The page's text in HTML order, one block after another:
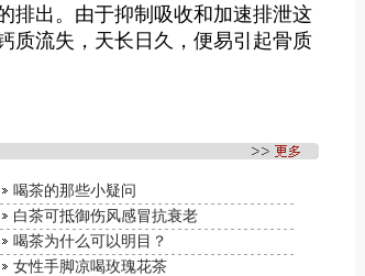
排出。由于抑制吸收和加速排泄这
质流失，天长日久，便易引起骨质
喝茶的那些小疑问
白茶可抵御伤风感冒抗衰老
喝茶为什么可以明目？
女性手脚凉喝玫瑰花茶